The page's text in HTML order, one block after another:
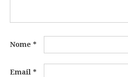
Nome *
Email *